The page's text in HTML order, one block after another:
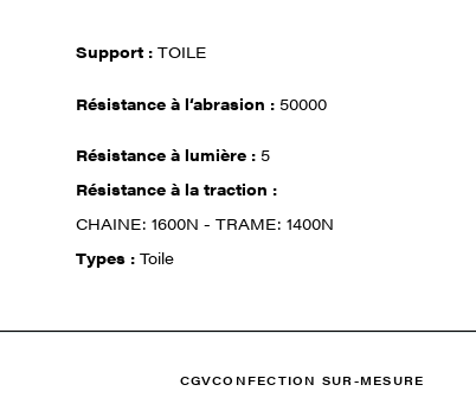
Support :TOILE
Résistance à l‘abrasion : 50000
Résistance à lumière : 5
Résistance à la traction :
CHAINE: 1600N - TRAME: 1400N
Types :Toile
CGVCONFECTION SUR-MESURE